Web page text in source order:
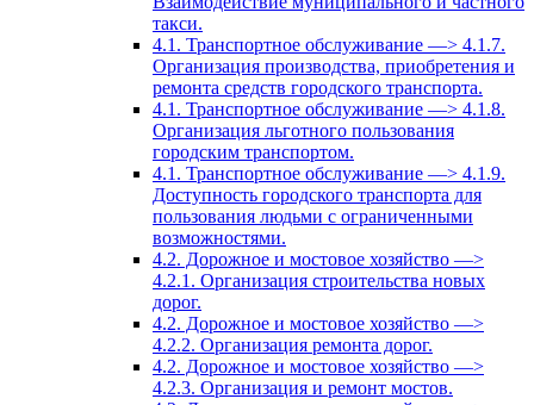
такси.
4.1. Транспортное обслуживание —> 4.1.7.
Организация производства, приобретения и
ремонта средств городского транспорта.
4.1. Транспортное обслуживание —> 4.1.8.
Организация льготного пользования
городским транспортом.
4.1. Транспортное обслуживание —> 4.1.9.
Доступность городского транспорта для
пользования людьми с ограниченными
возможностями.
4.2. Дорожное и мостовое хозяйство —>
4.2.1. Организация строительства новых
дорог.
4.2. Дорожное и мостовое хозяйство —>
4.2.2. Организация ремонта дорог.
4.2. Дорожное и мостовое хозяйство —>
4.2.3. Организация и ремонт мостов.